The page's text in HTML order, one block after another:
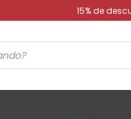
15% de